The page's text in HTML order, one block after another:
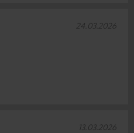
24.03.2026
13.03.2026